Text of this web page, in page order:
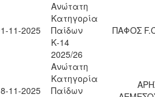
11-2025
Ανώτατη
Κατηγορία
Παίδων
Κ-14
2025/26
ΠΑΦΟΣ
11-2025
Ανώτατη
Κατηγορία
Παίδων